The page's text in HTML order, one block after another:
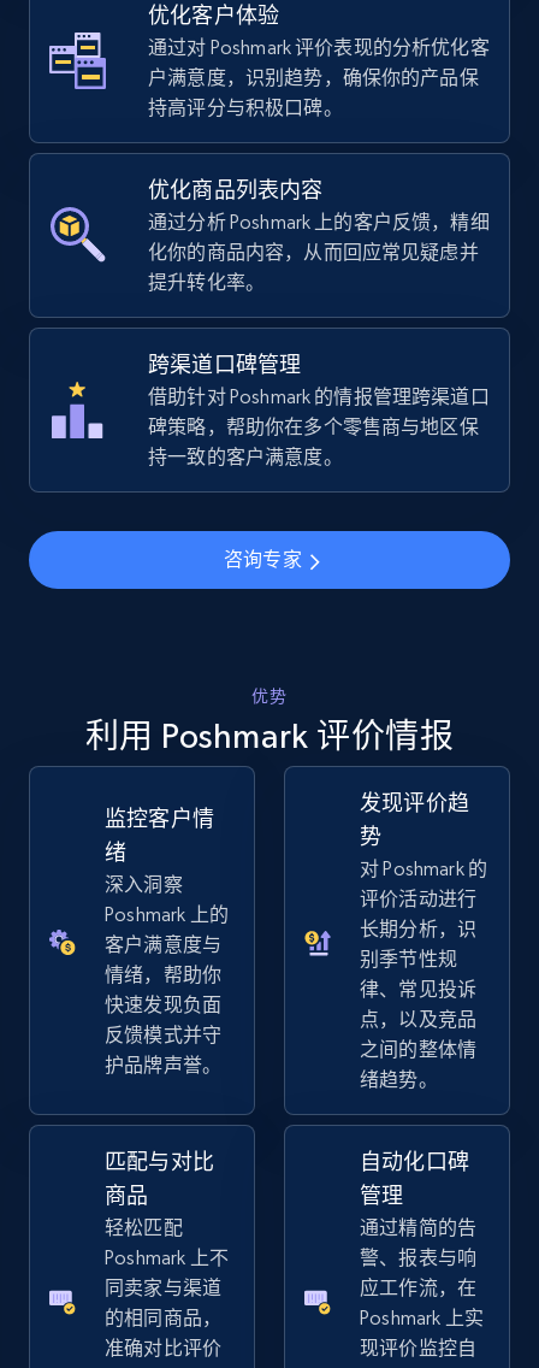
TikTok Shop
URL, Title, Available, Description, Currency, Initial
price, Final price, Discount percent, and more.
TikTok Shop - category
URL, Title, Available, Description, Currency, Initial
668+ 立即开始
TikTok Shop - Collect TikTok shop products
by keywords search
URL, Title, Available, Description, Currency, Initial
TikTok Shop - discover records by shop url
URL, Title, Available, Description, Currency, Initial
price, Final price, Discount percent, and more.
5.4K+ 668+ 立即开始
Amazon sellers info
Seller id, URL, Seller name, Description, Detailed
info, Stars, Feedbacks, Return policy, and more.
2.5K+ 立即开始
eBay
URL, Product id, Title, Seller name, Seller rating,
优化客户体验
通过对 Poshmark 评价表现的分析优化客
户满意度，识别趋势，确保你的产品保
持高评分与积极口碑。
优化商品列表内容
通过分析 Poshmark 上的客户反馈，精细
化你的商品内容，从而回应常见疑虑并
提升转化率。
跨渠道口碑管理
借助针对 Poshmark 的情报管理跨渠道口
碑策略，帮助你在多个零售商与地区保
持一致的客户满意度。
咨询专家
优势
利用 Poshmark 评价情报
监控客户情
绪
深入洞察
Poshmark 上的
客户满意度与
情绪，帮助你
快速发现负面
反馈模式并守
护品牌声誉。
发现评价趋
势
对 Poshmark 的
评价活动进行
长期分析，识
别季节性规
律、常见投诉
点，以及竞品
之间的整体情
绪趋势。
匹配与对比
商品
轻松匹配
Poshmark 上不
同卖家与渠道
的相同商品，
准确对比评价
自动化口碑
管理
通过精简的告
警、报表与响
应工作流，在
Poshmark 上实
现评价监控自